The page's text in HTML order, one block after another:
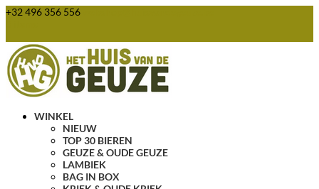
+32 496 356 556
WINKEL
NIEUW
TOP 30 BIEREN
GEUZE & OUDE GEUZE
LAMBIEK
BAG IN BOX